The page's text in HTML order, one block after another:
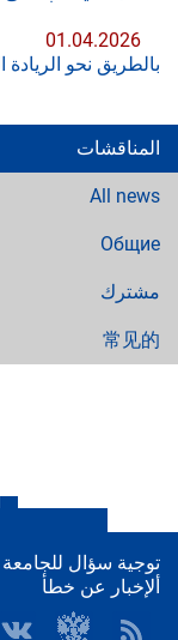
01.04.2026
بالطريق نحو الريادة
المناقشات
All news
Общие
مشترك
常见的
توجية سؤال للجامعة
ألإخبار عن خطأ